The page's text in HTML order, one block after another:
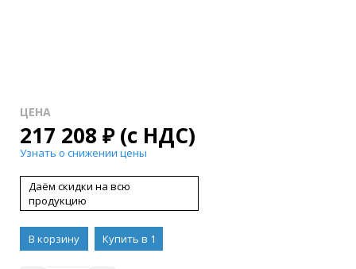
ЦЕНА
217 208 ₽(с НДС)
Узнать о снижении цены
Даём скидки на всю
продукцию
В корзину
Купить в 1